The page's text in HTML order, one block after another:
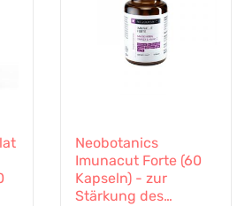
Neobotanics
Imunacut Forte (60
Kapseln) - zur
Stärkung des